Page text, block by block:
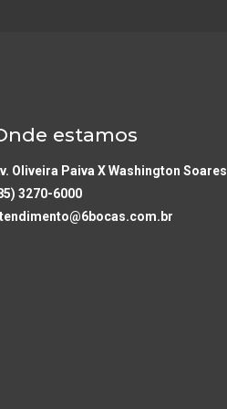
estamos
Oliveira Paiva X Washington Soares
3270-6000